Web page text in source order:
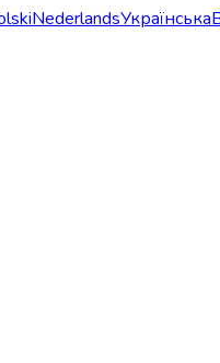
NederlandsУкраїнська